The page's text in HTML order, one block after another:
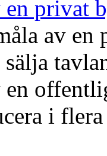
en privat
av
sälja
en
i